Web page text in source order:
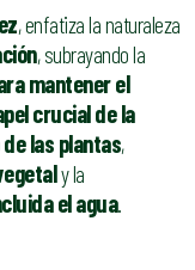
, enfatiza la naturaleza
, subrayando la
mantener el
crucial de la
las plantas,
y la
el agua.